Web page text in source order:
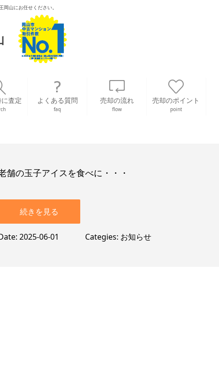
山にお任せください。
査定 よくある質問
faq
売却の流れ
flow
売却のポイント
point
舗の玉子アイスを食べに・・・
続きを見る
2025-06-01 Categies お知らせ